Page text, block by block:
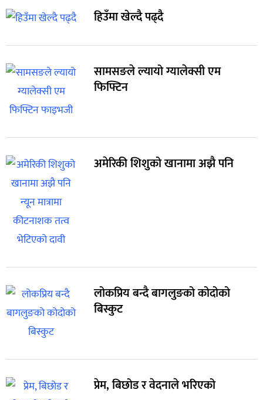
हिउँमा खेल्दै पढ्दै
सामसङले ल्यायो ग्यालेक्सी एम
फिफ्टिन
अमेरिकी शिशुको खानामा अझै पनि
लोकप्रिय बन्दै बागलुङको कोदोको
बिस्कुट
प्रेम, बिछोड र वेदनाले भरिएको